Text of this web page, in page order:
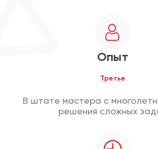
Опыт
Третье
В штате мастера с
решения сложных